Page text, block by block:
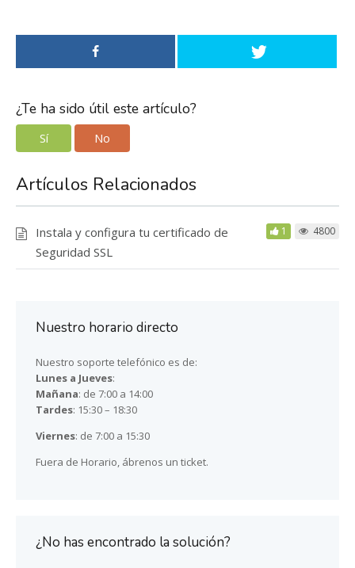
¿Te ha sido útil este artículo?
Sí No
Artículos Relacionados
Instala y configura tu certificado de
Seguridad SSL
1 4800
Nuestro horario directo
Nuestro soporte telefónico es de:
Lunes a Jueves:
Mañana: de 7:00 a 14:00
Tardes: 15:30 – 18:30
Viernes: de 7:00 a 15:30
Fuera de Horario, ábrenos un ticket.
¿No has encontrado la solución?